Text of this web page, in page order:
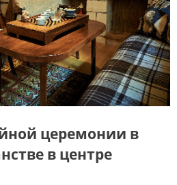
церемонии в
в центре